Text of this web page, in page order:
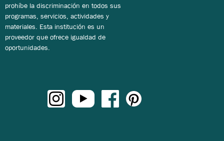
prohíbe la discriminación en todos sus
programas, servicios, actividades y
materiales. Esta institución es un
proveedor que ofrece igualdad de
oportunidades.